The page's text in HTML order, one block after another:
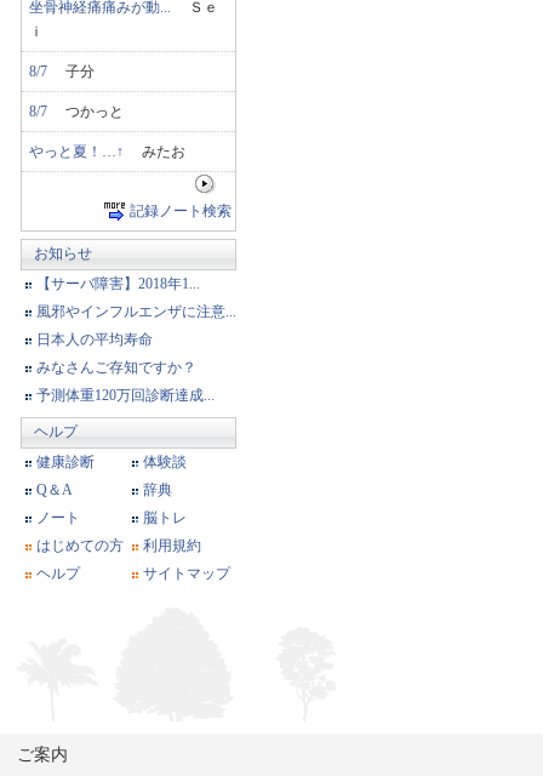
坐骨神経痛痛みが動... Ｓｅ
ｉ
8/7 子分
8/7 つかっと
やっと夏！…↑ みたお
記録ノート検索
お知らせ
【サーバ障害】2018年1...
風邪やインフルエンザに注意...
日本人の平均寿命
みなさんご存知ですか？
予測体重120万回診断達成...
ヘルプ
健康診断
体験談
Q＆A
辞典
ノート
脳トレ
はじめての方
利用規約
ヘルプ
サイトマップ
ご案内